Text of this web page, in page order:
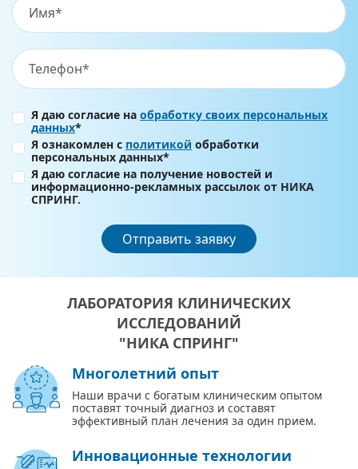
Я даю согласие на обработку своих персональных
данных*
Я ознакомлен с политикой обработки
персональных данных*
Я даю согласие на получение новостей и
информационно-рекламных рассылок от НИКА
СПРИНГ.
Отправить заявку
ЛАБОРАТОРИЯ КЛИНИЧЕСКИХ
ИССЛЕДОВАНИЙ
"НИКА СПРИНГ"
Многолетний опыт
Наши врачи с богатым клиническим опытом
поставят точный диагноз и составят
эффективный план лечения за один прием.
Инновационные технологии